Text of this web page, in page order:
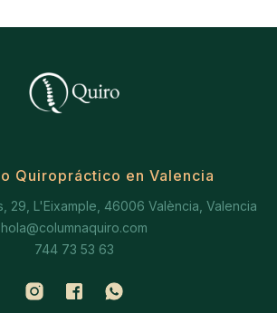
Quiropráctico en Valencia
29, L'Eixample, 46006 València, Valencia
hola@columnaquiro.com
744 73 53 63